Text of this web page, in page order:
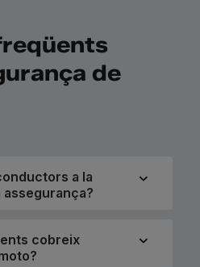
de
a la
assegurança?
cobreix